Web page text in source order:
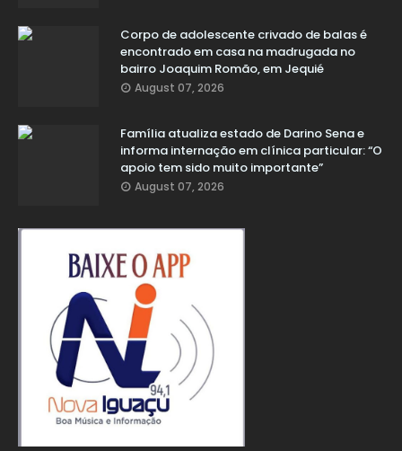
Corpo de adolescente crivado de balas é
encontrado em casa na madrugada no
bairro Joaquim Romão, em Jequié
August 07, 2026
Família atualiza estado de Darino Sena e
informa internação em clínica particular: “O
apoio tem sido muito importante”
August 07, 2026